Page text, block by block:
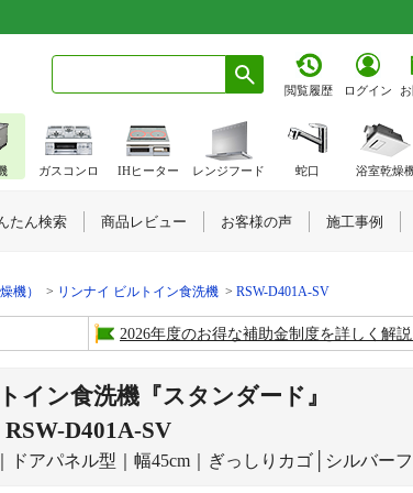
閲覧履歴 ログイン
機） リンナイ ビルトイン食洗機 RSW-D401A-SV
2026年度のお得な補助金制度を詳しく解説
イン食洗機『スタンダード』
RSW-D401A-SV
アパネル型｜幅45cm｜ぎっしりカゴ│シルバー
ガスコンロ IHヒーター レンジフード 蛇口 浴室乾燥
たん検索 商品レビュー お客様の声 施工事例